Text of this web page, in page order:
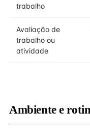
trabalho
Avaliação de
trabalho ou
atividade
Ambiente e